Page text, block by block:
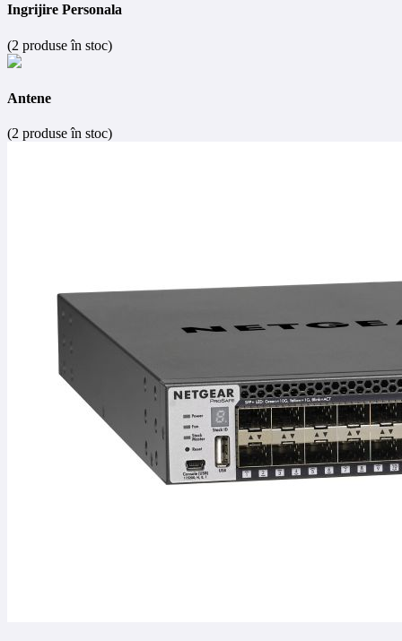
Ingrijire Personala
(2 produse în stoc)
Antene
(2 produse în stoc)